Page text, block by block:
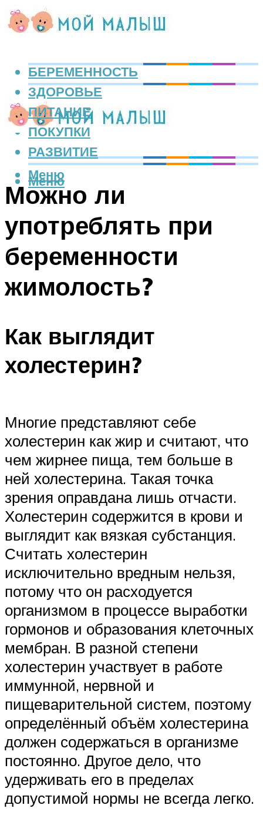
БЕРЕМЕННОСТЬ
ЗДОРОВЬЕ
ПИТАНИЕ
ПОКУПКИ
РАЗВИТИЕ
Меню
Меню
Можно ли
употреблять при
беременности
жимолость?
Как выглядит
холестерин?
Многие представляют себе
холестерин как жир и считают, что
чем жирнее пища, тем больше в
ней холестерина. Такая точка
зрения оправдана лишь отчасти.
Холестерин содержится в крови и
выглядит как вязкая субстанция.
Считать холестерин
исключительно вредным нельзя,
потому что он расходуется
организмом в процессе выработки
гормонов и образования клеточных
мембран. В разной степени
холестерин участвует в работе
иммунной, нервной и
пищеварительной систем, поэтому
определённый объём холестерина
должен содержаться в организме
постоянно. Другое дело, что
удерживать его в пределах
допустимой нормы не всегда легко.